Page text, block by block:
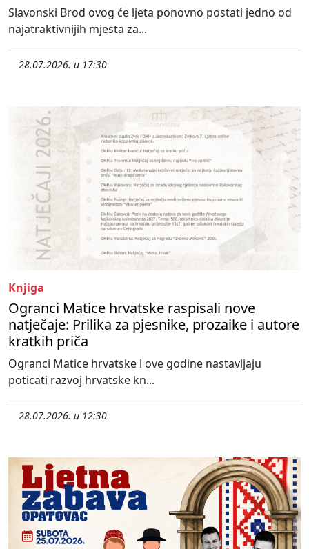
Slavonski Brod ovog će ljeta ponovno postati jedno od
najatraktivnijih mjesta za...
28.07.2026. u 17:30
Knjiga
Ogranci Matice hrvatske raspisali nove
natječaje: Prilika za pjesnike, prozaike i autore
kratkih priča
Ogranci Matice hrvatske i ove godine nastavljaju
poticati razvoj hrvatske kn...
28.07.2026. u 12:30